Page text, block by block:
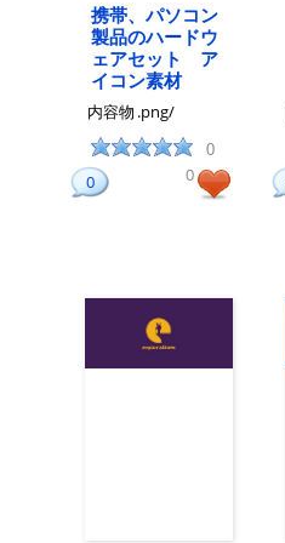
携帯、パソコン
製品のハードウ
ェアセット ア
イコン素材
内容物 .png/
0
0 0